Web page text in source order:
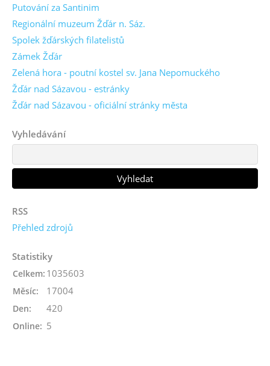
Putování za Santinim
Regionální muzeum Žďár n. Sáz.
Spolek žďárských filatelistů
Zámek Žďár
Zelená hora - poutní kostel sv. Jana Nepomuckého
Žďár nad Sázavou - estránky
Žďár nad Sázavou - oficiální stránky města
Vyhledávání
RSS
Přehled zdrojů
Statistiky
Online: 5
Celkem: 1035603
Měsíc: 17004
Den: 420